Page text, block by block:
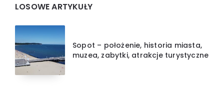
LOSOWE ARTYKUŁY
Sopot – położenie, historia miasta,
muzea, zabytki, atrakcje turystyczne